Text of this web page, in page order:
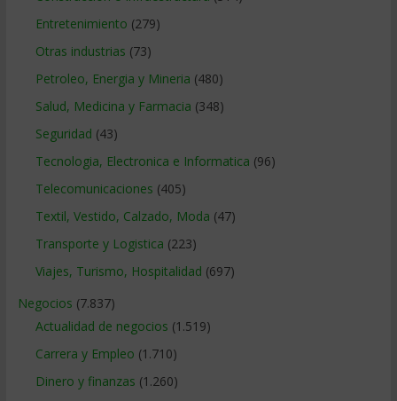
Entretenimiento (279)
Otras industrias (73)
Petroleo, Energia y Mineria (480)
Salud, Medicina y Farmacia (348)
Seguridad (43)
Tecnologia, Electronica e Informatica (96)
Telecomunicaciones (405)
Textil, Vestido, Calzado, Moda (47)
Transporte y Logistica (223)
Viajes, Turismo, Hospitalidad (697)
Negocios (7.837)
Actualidad de negocios (1.519)
Carrera y Empleo (1.710)
Dinero y finanzas (1.260)